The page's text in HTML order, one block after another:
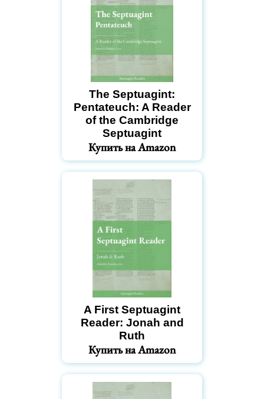
The Septuagint:
Pentateuch: A Reader
of the Cambridge
Septuagint
Купить на Amazon
A First Septuagint
Reader: Jonah and
Ruth
Купить на Amazon